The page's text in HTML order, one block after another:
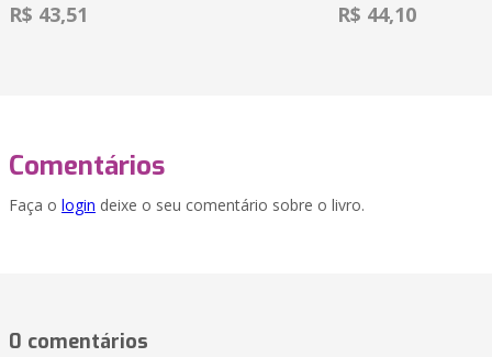
R$ 43,51 R$ 44,10
Comentários
Faça o login deixe o seu comentário sobre o livro.
0 comentários